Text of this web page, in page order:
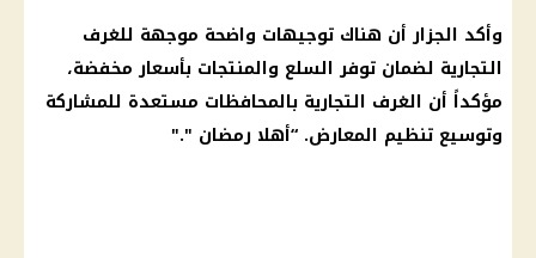
وأكد الجزار أن هناك توجيهات واضحة موجهة للغرف
التجارية لضمان توفر السلع والمنتجات بأسعار مخفضة،
مؤكداً أن الغرف التجارية بالمحافظات مستعدة للمشاركة
وتوسيع تنظيم المعارض. “أهلا رمضان "."